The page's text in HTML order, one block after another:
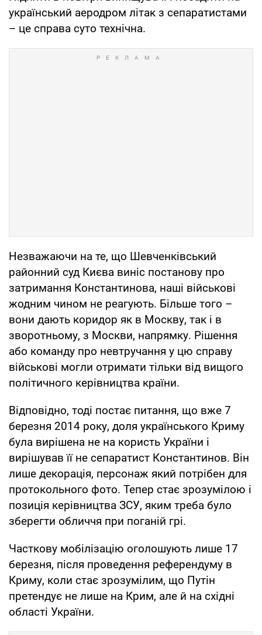
український аеродром літак з сепаратистами
– це справа суто технічна.
Незважаючи на те, що Шевченківський
районний суд Києва виніс постанову про
затримання Константинова, наші військові
жодним чином не реагують. Більше того –
вони дають коридор як в Москву, так і в
зворотньому, з Москви, напрямку. Рішення
або команду про невтручання у цю справу
військові могли отримати тільки від вищого
політичного керівництва країни.
Відповідно, тоді постає питання, що вже 7
березня 2014 року, доля українського Криму
була вирішена не на користь України і
вирішував її не сепаратист Константинов. Він
лише декорація, персонаж який потрібен для
протокольного фото. Тепер стає зрозумілою і
позиція керівництва ЗСУ, яким треба було
зберегти обличчя при поганій грі.
Часткову мобілізацію оголошують лише 17
березня, після проведення референдуму в
Криму, коли стає зрозумілим, що Путін
претендує не лише на Крим, але й на східні
області України.